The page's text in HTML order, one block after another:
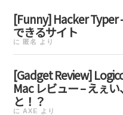
[Funny] Hacker Typer
できるサイト
に 匿名 より
[Gadget Review]
Mac レビュー – えぇ
と！？
に AXE より